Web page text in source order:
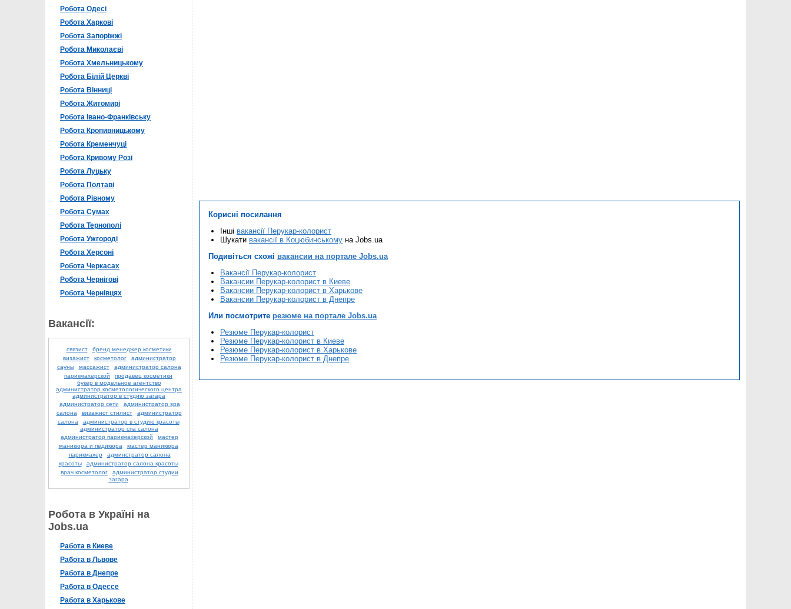
Робота Одесі
Робота Харкові
Робота Запоріжжі
Робота Миколаєві
Робота Хмельницькому
Робота Білій Церкві
Робота Вінниці
Робота Житомирі
Робота Івано-Франківську
Робота Кропивницькому
Робота Кременчуці
Робота Кривому Розі
Робота Луцьку
Робота Полтаві
Робота Рівному
Робота Сумах
Робота Тернополі
Робота Ужгороді
Робота Херсоні
Робота Черкасах
Робота Чернігові
Робота Чернівцях
Вакансії:
связист
бренд менеджер косметики
визажист
косметолог
администратор
сауны
массажист
администратор салона
парикмахерской
продавец косметики
букер в модельное агентство
администратор косметологического центра
администратор в студию загара
администратор сети
администратор spa
салона
визажист стилист
администратор
салона
администратор в студию красоты
администратор спа салона
администратор парикмахерской
мастер
маникюра и педикюра
мастер маникюра
парикмахер
админстратор салона
красоты
администратор салона красоты
врач косметолог
администратор студии
загара
Робота в Україні на
Jobs.ua
Работа в Киеве
Работа в Львове
Работа в Днепре
Работа в Одессе
Работа в Харькове
Корисні посилання
Інші вакансії Перукар-колорист
Шукати вакансії в Коцюбинському на Jobs.ua
Подивіться схожі вакансии на портале Jobs.ua
Вакансії Перукар-колорист
Вакансии Перукар-колорист в Киеве
Вакансии Перукар-колорист в Харькове
Вакансии Перукар-колорист в Днепре
Или посмотрите резюме на портале Jobs.ua
Резюме Перукар-колорист
Резюме Перукар-колорист в Киеве
Резюме Перукар-колорист в Харькове
Резюме Перукар-колорист в Днепре